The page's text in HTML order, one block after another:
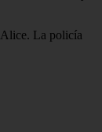
Alice. La policía